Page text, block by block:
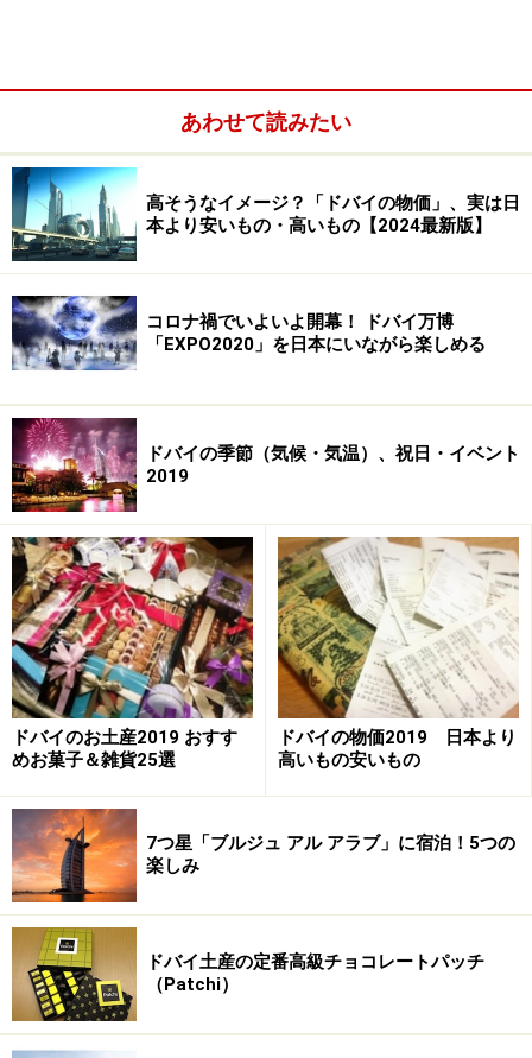
たち。モスクに入る際には、ストールで髪の毛を隠すこ
とも相手の文化を思いやる心配りになると思います。お
しゃれが大好きなドバイの若い女性が前髪だけを出した
り、いわゆる日本のギャルのように盛ったりしている姿
も、最近はよく見かけるようになりましたが、現地でも
これには賛否両論です。
イスラム教徒の異性に対するマナー
ドバイ女性が身につける黒い民族衣装アバヤを着るマネキン
イスラム教徒の異性に対しては、相手が求めてこない限
り、握手などでもこちらからは求めない方が良いかと思
います。特に相手が現地女性の場合には、絶対にやめて
おくべき。外国人同士のカップルでも公共の場で抱きつ
いたり、キスはご法度です。キスくらいで……と思われる
あわせて読みたい
高そうなイメージ？「ドバイの物価」、実は日
本より安いもの・高いもの【2024最新版】
コロナ禍でいよいよ開幕！ ドバイ万博
「EXPO2020」を日本にいながら楽しめる
ドバイの季節（気候・気温）、祝日・イベント
2019
ドバイのお土産2019 おすす
めお菓子＆雑貨25選
ドバイの物価2019 日本より
高いもの安いもの
7つ星「ブルジュ アル アラブ」に宿泊！5つの
楽しみ
ドバイ土産の定番高級チョコレートパッチ
（Patchi）